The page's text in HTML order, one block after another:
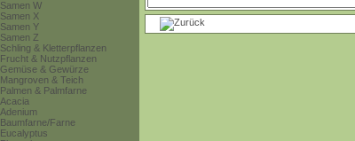
Samen W
Samen X
Samen Y
Samen Z
Schling & Kletterpflanzen
Frucht & Nutzpflanzen
Gemüse & Gewürze
Mangroven & Teich
Palmen & Palmfarne
Acacia
Adenium
Baumfarne/Farne
Eucalyptus